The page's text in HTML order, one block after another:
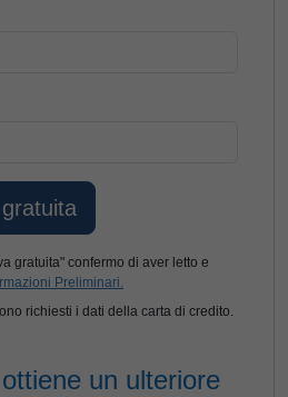
gratuita" confermo di aver letto e
Preliminari.
richiesti i dati della carta di credito.
un ulteriore